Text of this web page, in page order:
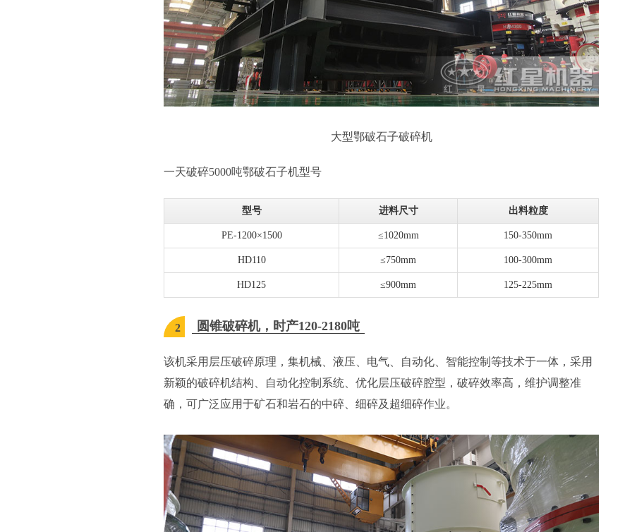
大型鄂破石子破碎机
一天破碎5000吨鄂破石子机型号
型号 进料尺寸 出料粒度
PE-1200×1500 ≤1020mm 150-350mm
HD110 ≤750mm 100-300mm
HD125 ≤900mm 125-225mm
2 圆锥破碎机，时产120-2180吨
该机采用层压破碎原理，集机械、液压、电气、自动化、智能控制等技术于一体，采用
新颖的破碎机结构、自动化控制系统、优化层压破碎腔型，破碎效率高，维护调整准
确，可广泛应用于矿石和岩石的中碎、细碎及超细碎作业。